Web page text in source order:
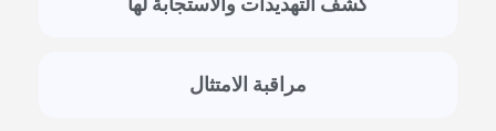
مراقبة الامتثال